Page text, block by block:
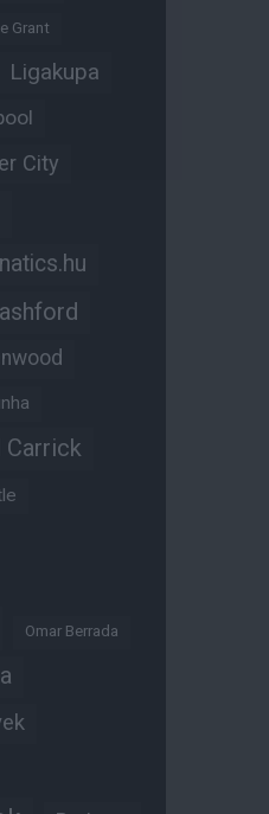
Grant
Ligakupa
City
Carrick
Omar Berrada